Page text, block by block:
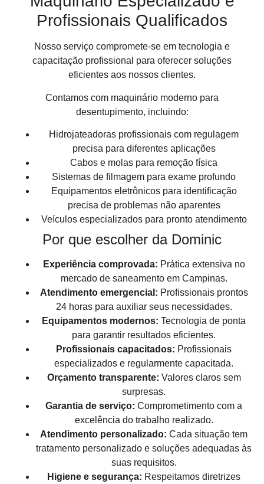
Profissionais Qualificados
Nosso serviço compromete-se em tecnologia e
capacitação profissional para oferecer soluções
eficientes aos nossos clientes.
Contamos com maquinário moderno para
desentupimento, incluindo:
Hidrojateadoras profissionais com regulagem
precisa para diferentes aplicações
Cabos e molas para remoção física
Sistemas de filmagem para exame profundo
Equipamentos eletrônicos para identificação
precisa de problemas não aparentes
Veículos especializados para pronto atendimento
Por que escolher da Dominic
Experiência comprovada: Prática extensiva no
mercado de saneamento em Campinas.
Atendimento emergencial: Profissionais prontos
24 horas para auxiliar seus necessidades.
Equipamentos modernos: Tecnologia de ponta
para garantir resultados eficientes.
Profissionais capacitados: Profissionais
especializados e regularmente capacitada.
Orçamento transparente: Valores claros sem
surpresas.
Garantia de serviço: Comprometimento com a
excelência do trabalho realizado.
Atendimento personalizado: Cada situação tem
tratamento personalizado e soluções adequadas às
suas requisitos.
Higiene e segurança: Respeitamos diretrizes